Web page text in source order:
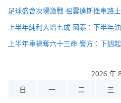
足球盛會次場激戰 祖雲達斯挫車路士
上半年純利大增七成 國泰：下半年
上半年車禍奪六十三命 警方：下週
2026 年
日
一 二 三